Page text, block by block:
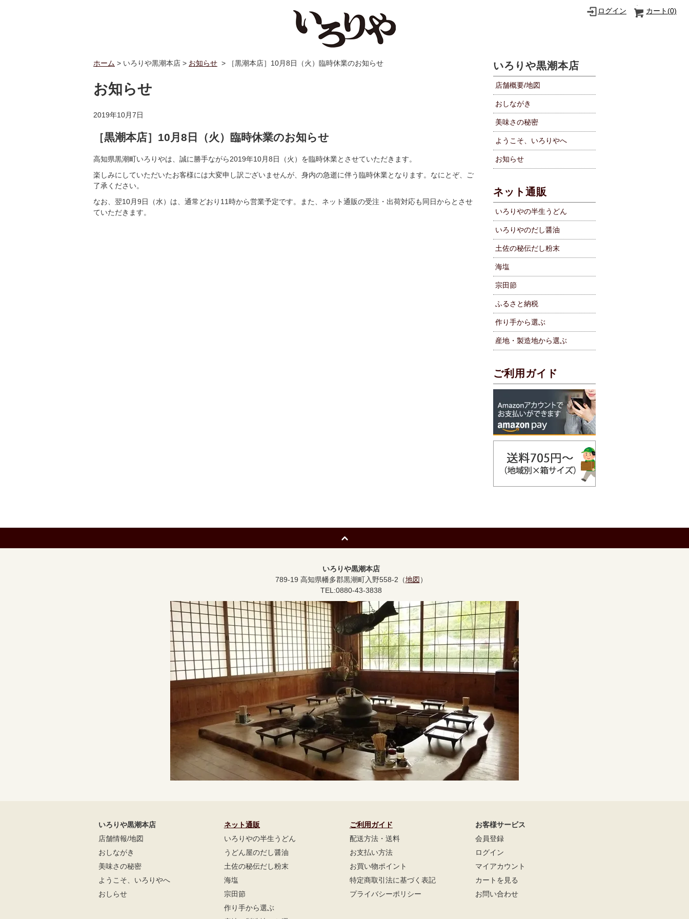
ログイン カート(0)
ホーム > いろりや黒潮本店 > お知らせ > ［黒潮本店］10月8日（火）臨時休業のお知らせ
お知らせ
2019年10月7日
［黒潮本店］10月8日（火）臨時休業のお知らせ
高知県黒潮町いろりやは、誠に勝手ながら2019年10月8日（火）を臨時休業とさせていただきます。
楽しみにしていただいたお客様には大変申し訳ございませんが、身内の急逝に伴う臨時休業となります。なにとぞ、ご
了承ください。
なお、翌10月9日（水）は、通常どおり11時から営業予定です。また、ネット通販の受注・出荷対応も同日からとさせ
ていただきます。
いろりや黒潮本店
店舗概要/地図
おしながき
美味さの秘密
ようこそ、いろりやへ
お知らせ
ネット通販
いろりやの半生うどん
いろりやのだし醤油
土佐の秘伝だし粉末
海塩
宗田節
ふるさと納税
作り手から選ぶ
産地・製造地から選ぶ
ご利用ガイド
いろりや黒潮本店
789-19 高知県幡多郡黒潮町入野558-2（地図 ）
TEL:0880-43-3838
いろりや黒潮本店
店舗情報/地図
おしながき
美味さの秘密
ようこそ、いろりやへ
おしらせ
ネット通販
いろりやの半生うどん
うどん屋のだし醤油
土佐の秘伝だし粉末
海塩
宗田節
作り手から選ぶ
ご利用ガイド
配送方法・送料
お支払い方法
お買い物ポイント
特定商取引法に基づく表記
プライバシーポリシー
お客様サービス
会員登録
ログイン
マイアカウント
カートを見る
お問い合わせ